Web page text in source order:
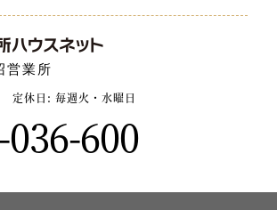
営業所
定休日: 毎週火・水曜日
600